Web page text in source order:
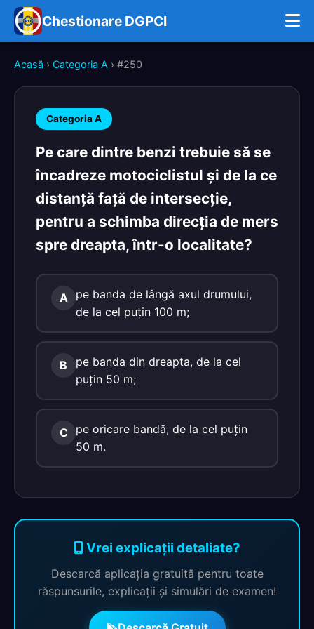
Chestionare DGPCI
Acasă › Categoria A › #250
Categoria A
Pe care dintre benzi trebuie să se
încadreze motociclistul şi de la ce
distanţă faţă de intersecţie,
pentru a schimba direcţia de mers
spre dreapta, într-o localitate?
A
pe banda de lângă axul drumului,
de la cel puţin 100 m;
B
pe banda din dreapta, de la cel
puţin 50 m;
C
pe oricare bandă, de la cel puţin
50 m.
Vrei explicații detaliate?
Descarcă aplicația gratuită pentru toate
răspunsurile, explicații și simulări de examen!